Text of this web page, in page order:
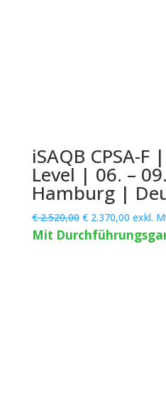
iSAQB CPSA-
Level | 06. –
Hamburg |
€2.520,00 Ursprünglicher
Preis
€2.370,00
Preis
exkl.
Mit